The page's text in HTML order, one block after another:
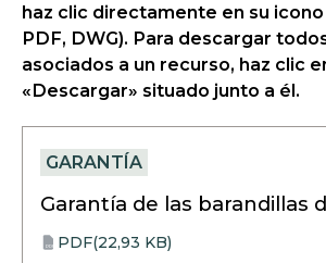
haz clic directamente en su
PDF, DWG). Para descargar
asociados a un recurso, haz clic
«Descargar» situado junto a él.
GARANTÍA
Garantía de las barandillas
PDF PDF(22,93 KB)
opens